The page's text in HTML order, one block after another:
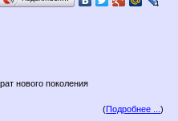
нового поколения
(Подробнее ...)